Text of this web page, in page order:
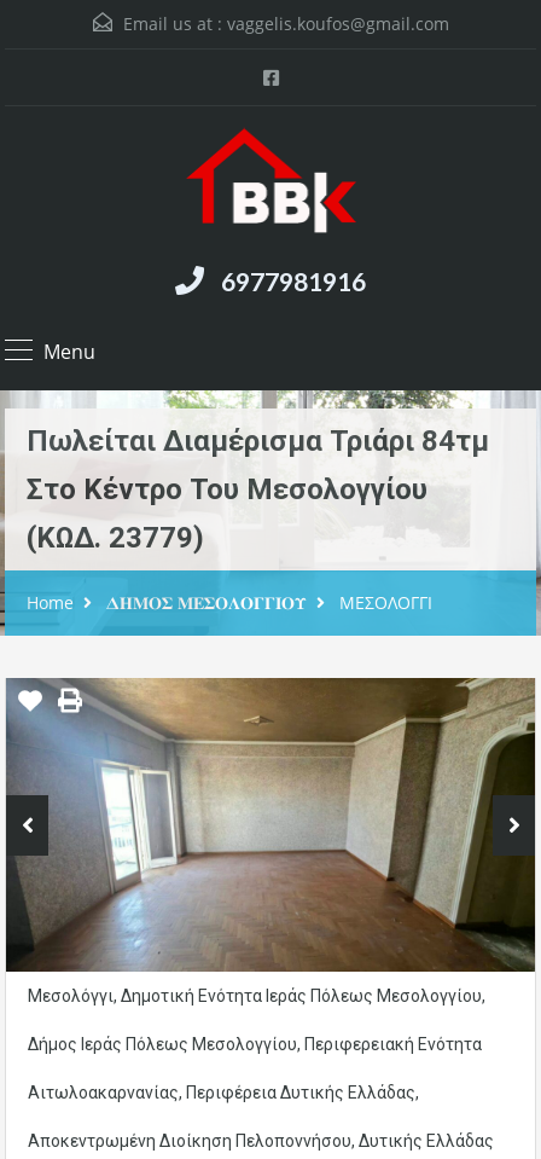
Email us at : vaggelis.koufos@gmail.com
6977981916
Menu
Πωλείται Διαμέρισμα Τριάρι 84τμ
Στο Κέντρο Του Μεσολογγίου
(ΚΩΔ. 23779)
Home 𝚫𝚮𝚳𝚶𝚺 𝚳𝚬𝚺𝚶𝚲𝚶𝚪𝚪𝚰𝚶𝚼 ΜΕΣΟΛΟΓΓΙ
Μεσολόγγι, Δημοτική Ενότητα Ιεράς Πόλεως Μεσολογγίου,
Δήμος Ιεράς Πόλεως Μεσολογγίου, Περιφερειακή Ενότητα
Αιτωλοακαρνανίας, Περιφέρεια Δυτικής Ελλάδας,
Αποκεντρωμένη Διοίκηση Πελοποννήσου, Δυτικής Ελλάδας